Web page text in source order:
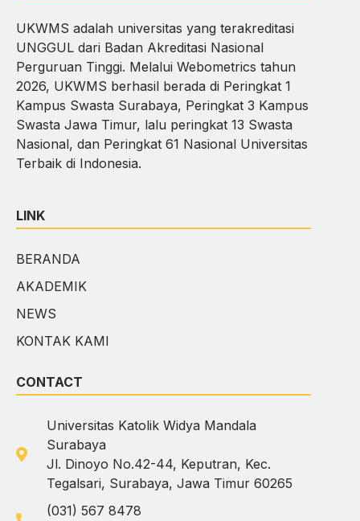
UKWMS adalah universitas yang terakreditasi
UNGGUL dari Badan Akreditasi Nasional
Perguruan Tinggi. Melalui Webometrics tahun
2026, UKWMS berhasil berada di Peringkat 1
Kampus Swasta Surabaya, Peringkat 3 Kampus
Swasta Jawa Timur, lalu peringkat 13 Swasta
Nasional, dan Peringkat 61 Nasional Universitas
Terbaik di Indonesia.
LINK
BERANDA
AKADEMIK
NEWS
KONTAK KAMI
CONTACT
Universitas Katolik Widya Mandala
Surabaya
Jl. Dinoyo No.42-44, Keputran, Kec.
Tegalsari, Surabaya, Jawa Timur 60265
(031) 567 8478